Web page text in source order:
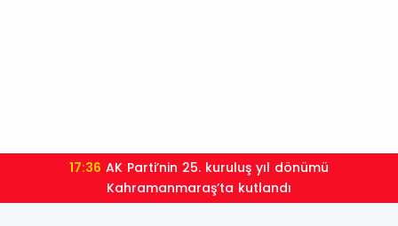
17:36
Kahramanmaraş’ta kutlandı